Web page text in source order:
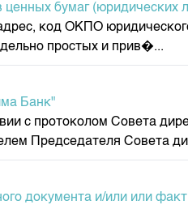
бумаг (юридических
код ОКПО
простых и прив�...
Банк"
с протоколом Совета
Председателя Совета
документа и/или или